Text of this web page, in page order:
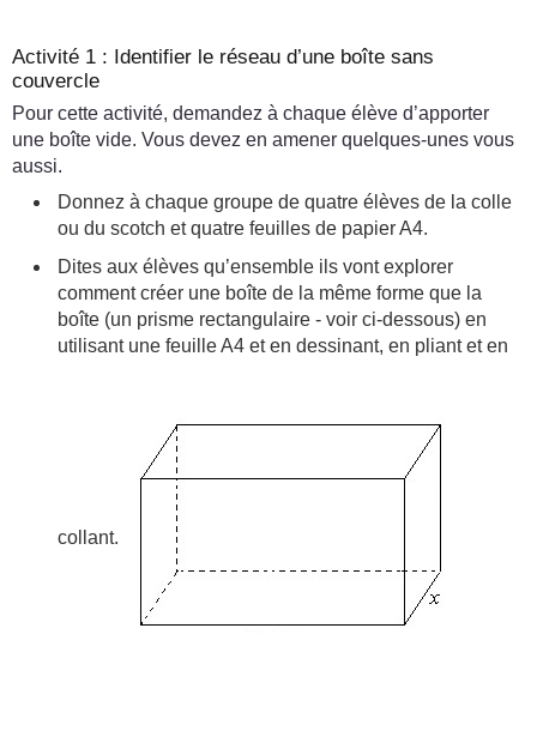
Activité 1 : Identifier le réseau d’une boîte sans
couvercle
Pour cette activité, demandez à chaque élève d’apporter
une boîte vide. Vous devez en amener quelques-unes vous
aussi.
Donnez à chaque groupe de quatre élèves de la colle
ou du scotch et quatre feuilles de papier A4.
Dites aux élèves qu’ensemble ils vont explorer
comment créer une boîte de la même forme que la
boîte (un prisme rectangulaire - voir ci-dessous) en
utilisant une feuille A4 et en dessinant, en pliant et en
collant.